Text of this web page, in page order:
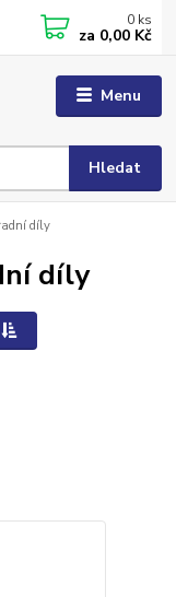
Menu
Hledat
0 ks
za 0,00 Kč
díly
díly